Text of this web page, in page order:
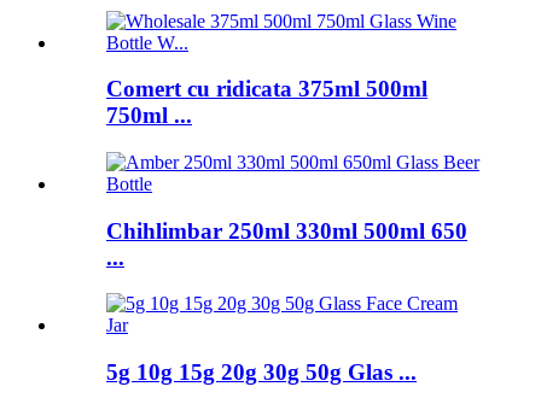
Comert cu ridicata 375ml 500ml
750ml ...
Chihlimbar 250ml 330ml 500ml 650
...
5g 10g 15g 20g 30g 50g Glas ...